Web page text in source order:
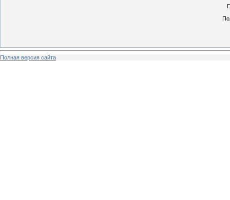
Полная версия сайта